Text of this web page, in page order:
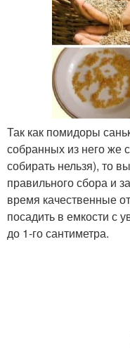
Так как помидоры
собранных из него же
собирать нельзя), то
правильного сбора и
время качественные
посадить в емкости с
до 1-го сантиметра.